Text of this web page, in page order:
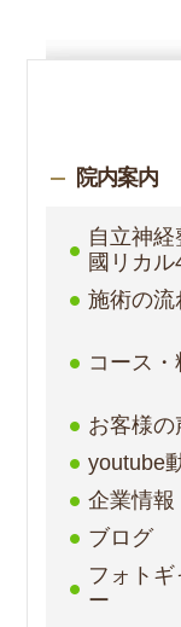
院内案内
自立神
國リカ
施術の流
コース・
お客様の
youtube
企業情報
ブログ
フォトギ
ー